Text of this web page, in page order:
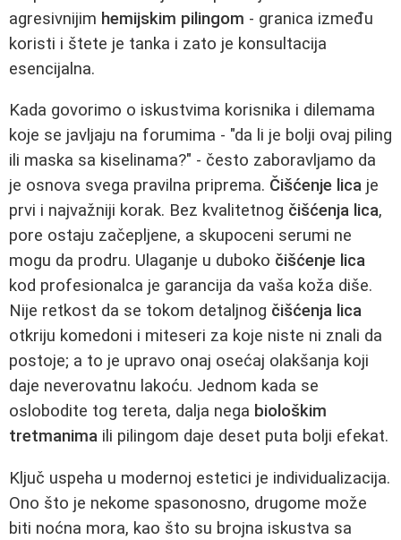
agresivnijim hemijskim pilingom - granica između
koristi i štete je tanka i zato je konsultacija
esencijalna.
Kada govorimo o iskustvima korisnika i dilemama
koje se javljaju na forumima - "da li je bolji ovaj piling
ili maska sa kiselinama?" - često zaboravljamo da
je osnova svega pravilna priprema. Čišćenje lica je
prvi i najvažniji korak. Bez kvalitetnog čišćenja lica,
pore ostaju začepljene, a skupoceni serumi ne
mogu da prodru. Ulaganje u duboko čišćenje lica
kod profesionalca je garancija da vaša koža diše.
Nije retkost da se tokom detaljnog čišćenja lica
otkriju komedoni i miteseri za koje niste ni znali da
postoje; a to je upravo onaj osećaj olakšanja koji
daje neverovatnu lakoću. Jednom kada se
oslobodite tog tereta, dalja nega biološkim
tretmanima ili pilingom daje deset puta bolji efekat.
Ključ uspeha u modernoj estetici je individualizacija.
Ono što je nekome spasonosno, drugome može
biti noćna mora, kao što su brojna iskustva sa